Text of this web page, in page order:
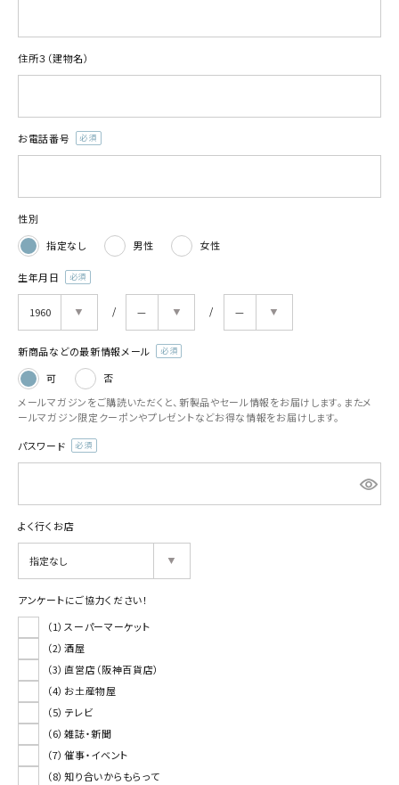
住所３（建物名）
お電話番号
(必
性別
指定なし
男性 女性
生年月日
(必
須)
新商品などの最新情報メール
可
否
メールマガジンをご購読いただくと、新製品やセール情報をお届けします。またメ
ールマガジン限定クーポンやプレゼントなどお得な情報をお届けします。
パスワード
(必
よく行くお店
アンケートにご協力ください！
（1）スーパーマーケット
（2）酒屋
（3）直営店（阪神百貨店）
（4）お土産物屋
（5）テレビ
（6）雑誌・新聞
（7）催事・イベント
（8）知り合いからもらって